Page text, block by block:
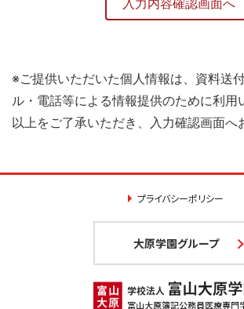
※ご提供いただいた個人情報は、資料送
ル・電話等による情報提供のために利用
以上をご了承いただき、入力確認画面へ
プライバシーポリシー
大原学園グループ